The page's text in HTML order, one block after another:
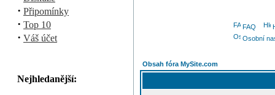
· Připomínky
· Top 10
· Váš účet
Nejhledanější:
FAQ
Osobní
Obsah fóra MySite.com